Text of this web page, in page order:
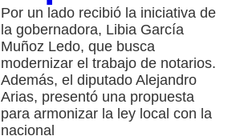
Por un lado recibió la iniciativa de
la gobernadora, Libia García
Muñoz Ledo, que busca
modernizar el trabajo de notarios.
Además, el diputado Alejandro
Arias, presentó una propuesta
para armonizar la ley local con la
nacional